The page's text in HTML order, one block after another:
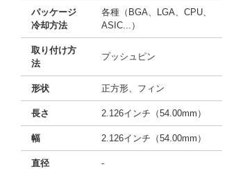
パッケージ
冷却方法
各種（BGA、LGA、CPU、
ASIC...）
取り付け方
法
プッシュピン
形状 正方形、フィン
長さ 2.126インチ（54.00mm）
幅 2.126インチ（54.00mm）
直径 -